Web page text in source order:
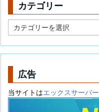
カテゴリー
テ
リ
広告
当サイトはエックスサーバー